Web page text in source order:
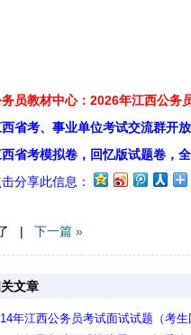
员教材中心：2026年江西公务
省考、事业单位考试交流群开
省考模拟卷，回忆版试题卷，
击分享此信息：
了 | 下一篇 »
文章
年江西公务员考试面试试题（考生